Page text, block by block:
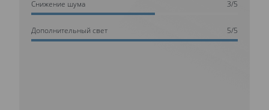
Cнижение шума 3/5
Дополнительный свет 5/5